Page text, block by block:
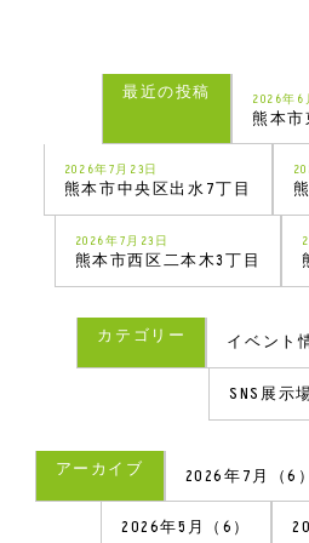
最近の投稿 2026年6
熊本市
2026年7月23日
熊本市中央区出水7丁目
2026年7月23日
熊本市西区二本木3丁目
カテゴリー イベント
SNS展示
アーカイブ 2026年7月（6）
2026年5月（6）